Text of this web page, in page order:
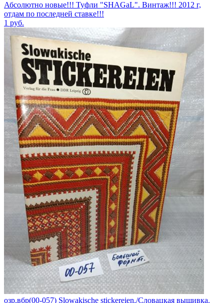
Абсолютно новые!!! Туфли "SHAGаL". Винтаж!!! 2012 г,
отдам по последней ставке!!!
1 руб.
озр,вбр(00-057) Slowakische stickereien./Словацкая вышивка.